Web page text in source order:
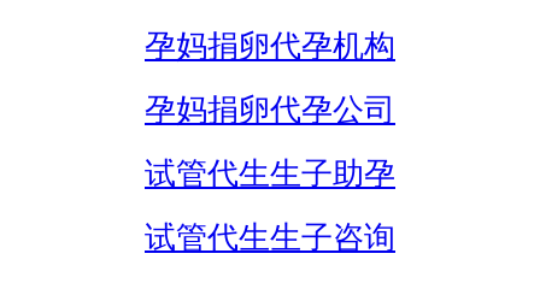
孕妈捐卵代孕机构
孕妈捐卵代孕公司
试管代生生子助孕
试管代生生子咨询